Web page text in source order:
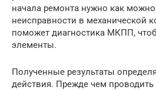
начала ремонта нужно как
неисправности в механической
поможет диагностика МКПП,
элементы.
Полученные результаты
действия. Прежде чем проводить